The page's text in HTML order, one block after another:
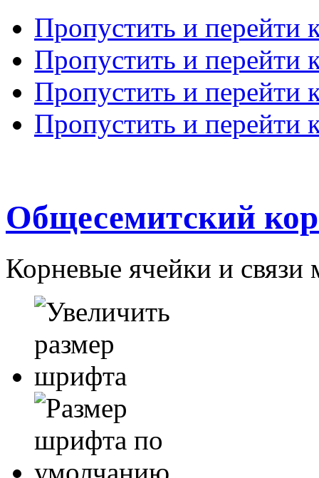
Пропустить и перейти
Пропустить и перейти
Пропустить и перейти
Пропустить и перейти
Общесемитский
Корневые ячейки и